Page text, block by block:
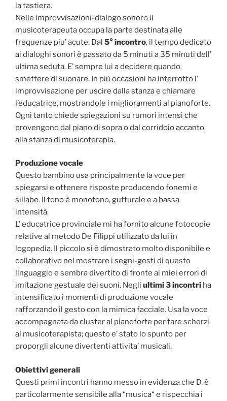
la tastiera.
Nelle improvvisazioni-dialogo sonoro il
musicoterapeuta occupa la parte destinata alle
frequenze piu’ acute. Dal 5° incontro, il tempo dedicato
ai dialoghi sonori è passato da 5 minuti a 35 minuti dell’
ultima seduta. E’ sempre lui a decidere quando
smettere di suonare. In più occasioni ha interrotto l’
improvvisazione per uscire dalla stanza e chiamare
l’educatrice, mostrandole i miglioramenti al pianoforte.
Ogni tanto chiede spiegazioni su rumori intensi che
provengono dal piano di sopra o dal corridoio accanto
alla stanza di musicoterapia.
Produzione vocale
Questo bambino usa principalmente la voce per
spiegarsi e ottenere risposte producendo fonemi e
sillabe. Il tono è monotono, gutturale e a bassa
intensità.
L’ educatrice provinciale mi ha fornito alcune fotocopie
relative al metodo De Filippi utilizzato da lui in
logopedia. Il piccolo si è dimostrato molto disponibile e
collaborativo nel mostrare i segni-gesti di questo
linguaggio e sembra divertito di fronte ai miei errori di
imitazione gestuale dei suoni. Negli ultimi 3 incontri ha
intensificato i momenti di produzione vocale
rafforzando il gesto con la mimica facciale. Usa la voce
accompagnata da cluster al pianoforte per fare scherzi
al musicoterapista; questo e’ stato lo spunto per
proporgli alcune divertenti attivita’ musicali.
Obiettivi generali
Questi primi incontri hanno messo in evidenza che D. è
particolarmente sensibile alla “musica“ e rispecchia i